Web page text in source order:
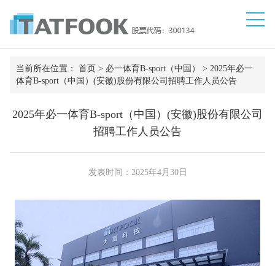
当前所在位置： 首页 > 必一体育B-sport（中国） > 2025年必一
体育B-sport（中国）(安徽)股份有限公司招聘工作人员公告
2025年必一体育B-sport（中国）(安徽)股份有限公司
招聘工作人员公告
发表时间：2025年4月30日